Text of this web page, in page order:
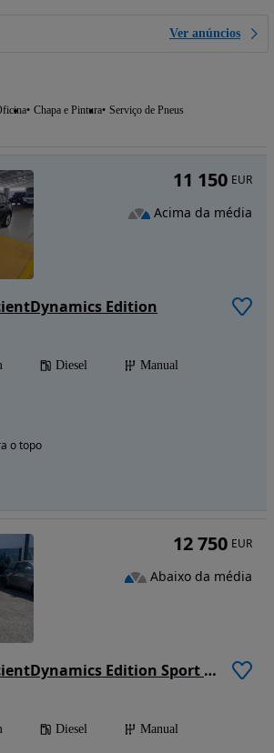
Ver anúncios
Chapa e Pintura Serviço de Pneus
Edition
Diesel
Manual
o topo
11 150 EUR
Acima da média
BMW 116 d EfficientDynamics Edition Sport Line
Diesel
Manual
12 750 EUR
Abaixo da média